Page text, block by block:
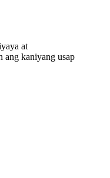
at
ang kaniyang usap